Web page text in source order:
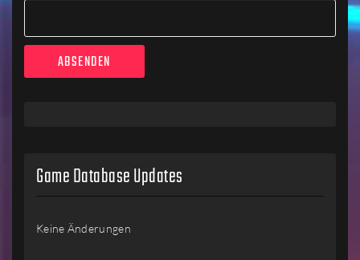
Game Database Updates
Keine Änderungen